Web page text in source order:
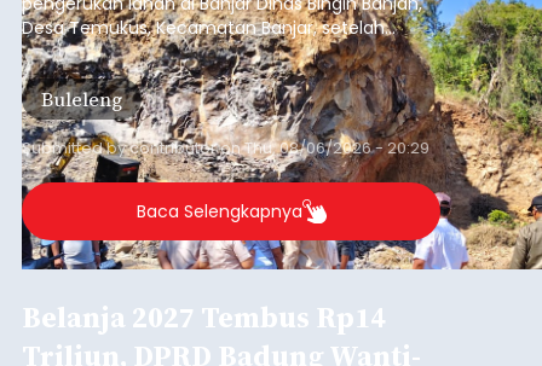
dua lokasi berbeda di wilayah Denpasar dan
Badung pada Selasa (4/8/2026) malam.
Denpasar
Submitted bycontributoronThu, 08/06/2026 - 20:19
Baca Selengkapnya
Iklan